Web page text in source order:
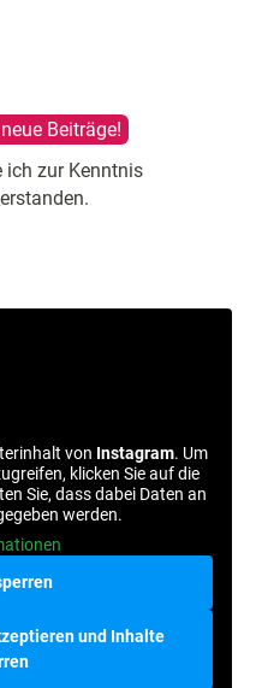
ich zur Kenntnis
von Instagram. Um
klicken Sie auf die
Sie, dass dabei Daten an
werden.
und Inhalte